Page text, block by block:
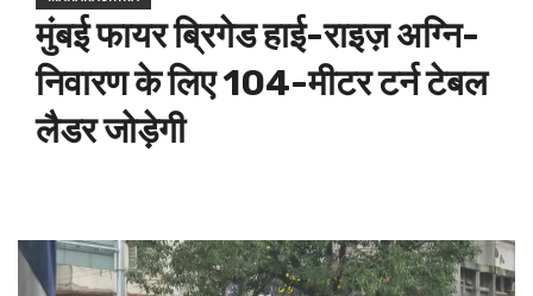
मुंबई फायर ब्रिगेड हाई-राइज़ अग्नि-
निवारण के लिए 104-मीटर टर्न टेबल
लैडर जोड़ेगी